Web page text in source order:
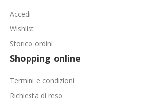
Accedi
Wishlist
Storico ordini
Shopping online
Termini e condizioni
Richiesta di reso